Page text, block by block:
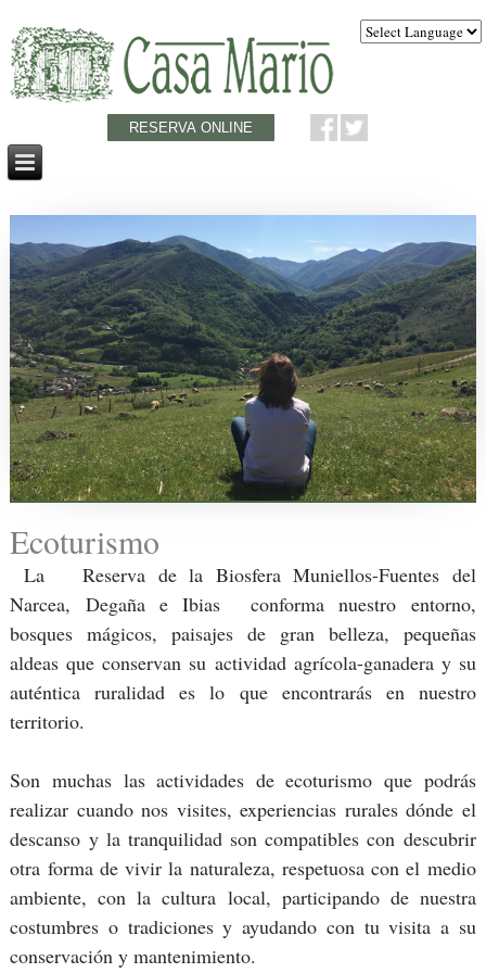
RESERVA ONLINE
Ecoturismo
La Reserva de la Biosfera Muniellos-Fuentes del
Narcea, Degaña e Ibias conforma nuestro entorno,
bosques mágicos, paisajes de gran belleza, pequeñas
aldeas que conservan su actividad agrícola-ganadera y su
auténtica ruralidad es lo que encontrarás en nuestro
territorio.
Son muchas las actividades de ecoturismo que podrás
realizar cuando nos visites, experiencias rurales dónde el
descanso y la tranquilidad son compatibles con descubrir
otra forma de vivir la naturaleza, respetuosa con el medio
ambiente, con la cultura local, participando de nuestra
costumbres o tradiciones y ayudando con tu visita a su
conservación y mantenimiento.